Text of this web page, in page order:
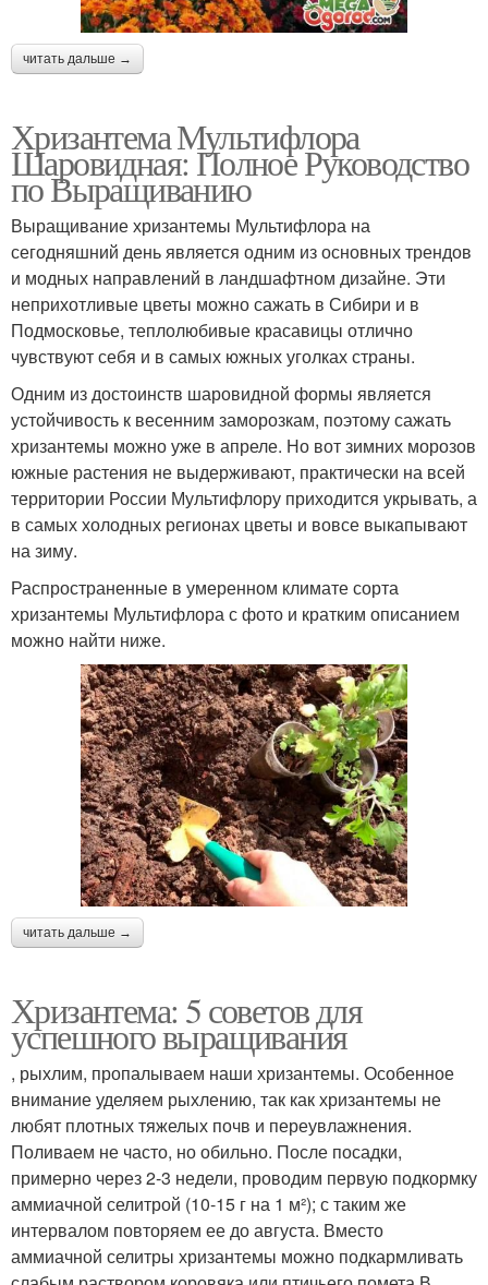
читать дальше →
Хризантема Мультифлора
Шаровидная: Полное Руководство
по Выращиванию
Выращивание хризантемы Мультифлора на
сегодняшний день является одним из основных трендов
и модных направлений в ландшафтном дизайне. Эти
неприхотливые цветы можно сажать в Сибири и в
Подмосковье, теплолюбивые красавицы отлично
чувствуют себя и в самых южных уголках страны.
Одним из достоинств шаровидной формы является
устойчивость к весенним заморозкам, поэтому сажать
хризантемы можно уже в апреле. Но вот зимних морозов
южные растения не выдерживают, практически на всей
территории России Мультифлору приходится укрывать, а
в самых холодных регионах цветы и вовсе выкапывают
на зиму.
Распространенные в умеренном климате сорта
хризантемы Мультифлора с фото и кратким описанием
можно найти ниже.
читать дальше →
Хризантема: 5 советов для
успешного выращивания
, рыхлим, пропалываем наши хризантемы. Особенное
внимание уделяем рыхлению, так как хризантемы не
любят плотных тяжелых почв и переувлажнения.
Поливаем не часто, но обильно. После посадки,
примерно через 2-3 недели, проводим первую подкормку
аммиачной селитрой (10-15 г на 1 м²); с таким же
интервалом повторяем ее до августа. Вместо
аммиачной селитры хризантемы можно подкармливать